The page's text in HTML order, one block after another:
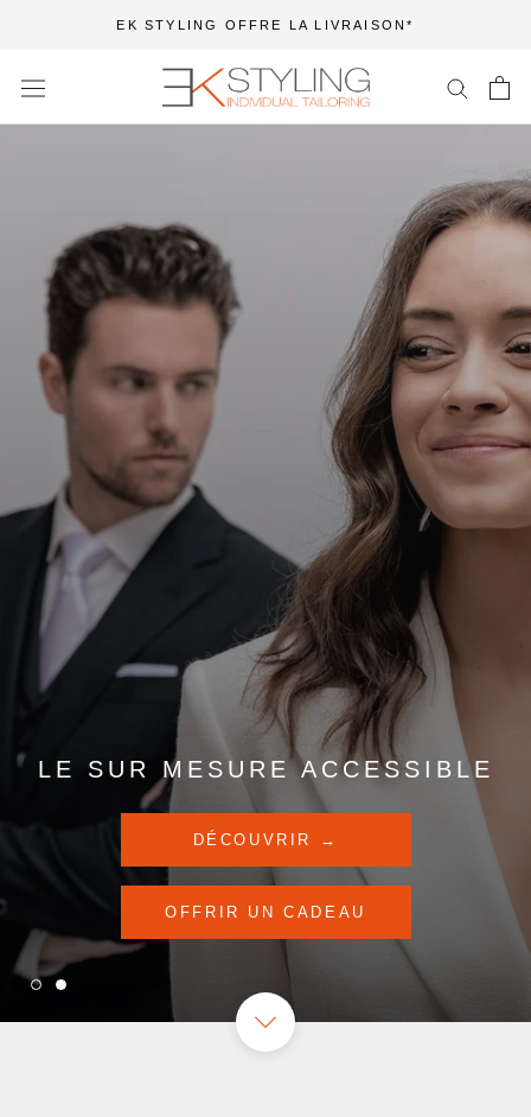
EK STYLING OFFRE LA LIVRAISON*
LE SUR MESURE ACCESSIBLE
DÉCOUVRIR →
OFFRIR UN CADEAU